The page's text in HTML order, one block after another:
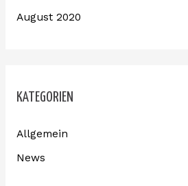
August 2020
KATEGORIEN
Allgemein
News